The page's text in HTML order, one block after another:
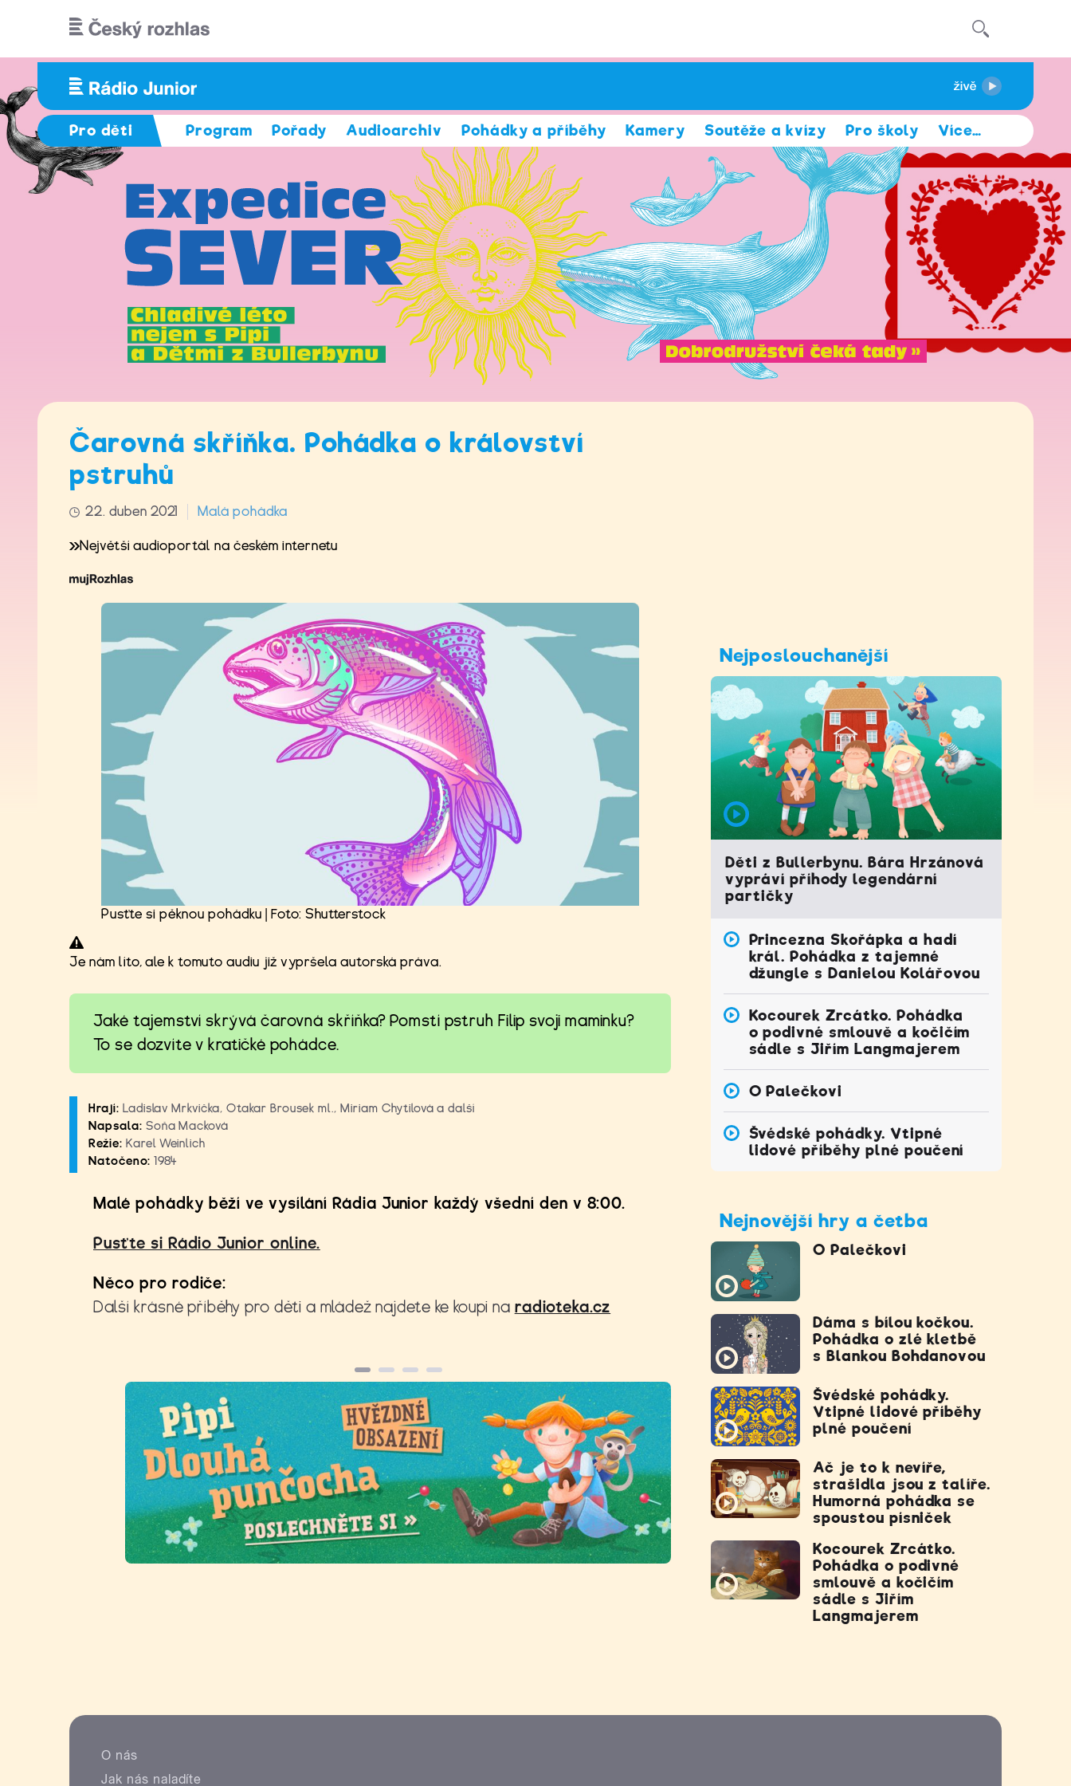
Pro děti Program Pořady Audioarchiv Pohádky a příběhy Kamery Soutěže a kvízy Pro školy Více…
Čarovná skříňka. Pohádka o království
pstruhů
22. duben 2021 Malá pohádka
Největší audioportál na českém internetu
Pusťte si pěknou pohádku | Foto: Shutterstock
Je nám líto, ale k tomuto audiu již vypršela autorská práva.
Jaké tajemství skrývá čarovná skříňka? Pomstí pstruh Filip svoji maminku?
To se dozvíte v kratičké pohádce.
Hrají: Ladislav Mrkvička, Otakar Brousek ml., Miriam Chytilová a další
Napsala: Soňa Macková
Režie: Karel Weinlich
Natočeno: 1984
Malé pohádky běží ve vysílání Rádia Junior každý všední den v 8:00.
Pusťte si Rádio Junior online.
Něco pro rodiče:
Další krásné příběhy pro děti a mládež najdete ke koupi na radioteka.cz
Nejposlouchanější
Děti z Bullerbynu. Bára Hrzánová
vypráví příhody legendární
partičky
Princezna Skořápka a hadí
král. Pohádka z tajemné
džungle s Danielou Kolářovou
Kocourek Zrcátko. Pohádka
o podivné smlouvě a kočičím
sádle s Jiřím Langmajerem
O Palečkovi
Švédské pohádky. Vtipné
lidové příběhy plné poučení
Nejnovější hry a četba
O Palečkovi
Dáma s bílou kočkou.
Pohádka o zlé kletbě
s Blankou Bohdanovou
Švédské pohádky.
Vtipné lidové příběhy
plné poučení
Ač je to k nevíře,
strašidla jsou z talíře.
Humorná pohádka se
spoustou písniček
Kocourek Zrcátko.
Pohádka o podivné
smlouvě a kočičím
sádle s Jiřím
Langmajerem
O nás
Jak nás naladíte